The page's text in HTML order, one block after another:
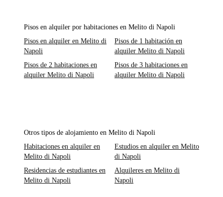
Pisos en alquiler por habitaciones en Melito di Napoli
Pisos en alquiler en Melito di
Napoli
Pisos de 1 habitación en
alquiler Melito di Napoli
Pisos de 2 habitaciones en
alquiler Melito di Napoli
Pisos de 3 habitaciones en
alquiler Melito di Napoli
Otros tipos de alojamiento en Melito di Napoli
Habitaciones en alquiler en
Melito di Napoli
Estudios en alquiler en Melito
di Napoli
Residencias de estudiantes en
Melito di Napoli
Alquileres en Melito di
Napoli